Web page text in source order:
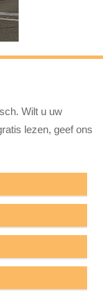
Wilt u uw
lezen, geef ons